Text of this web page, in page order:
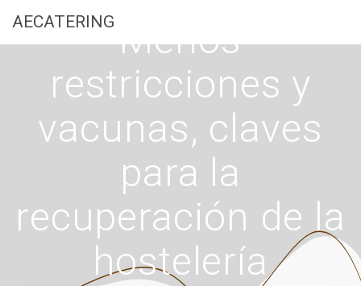
AECATERING Menos
restricciones y
vacunas, claves
para la
recuperación de la
hostelería